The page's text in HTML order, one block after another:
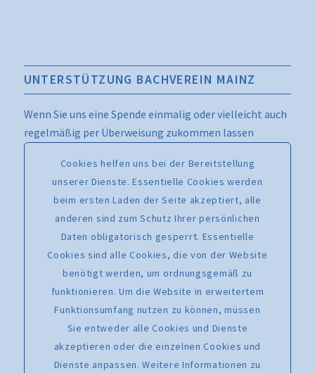
UNTERSTÜTZUNG BACHVEREIN MAINZ
Wenn Sie uns eine Spende einmalig oder vielleicht auch
regelmäßig per Überweisung zukommen lassen
Freunde und Förderer des Bachchores Mainz e.V.
Volksbank Darmstadt Mainz
IBAN: DE43 5519 0000 0982 2510 19
SWIFT-BIC: MVBMDE55XXX
Verwendungszweck:
„Zuwendung an den Bachverein Mainz“
Direkte Online-Spende über PayPal
Cookies helfen uns bei der Bereitstellung
unserer Dienste. Essentielle Cookies werden
beim ersten Laden der Seite akzeptiert, alle
anderen sind zum Schutz Ihrer persönlichen
Daten obligatorisch gesperrt. Essentielle
Cookies sind alle Cookies, die von der Website
benötigt werden, um ordnungsgemäß zu
funktionieren. Um die Website in erweitertem
Funktionsumfang nutzen zu können, müssen
Sie entweder alle Cookies und Dienste
akzeptieren oder die einzelnen Cookies und
Dienste anpassen. Weitere Informationen zu